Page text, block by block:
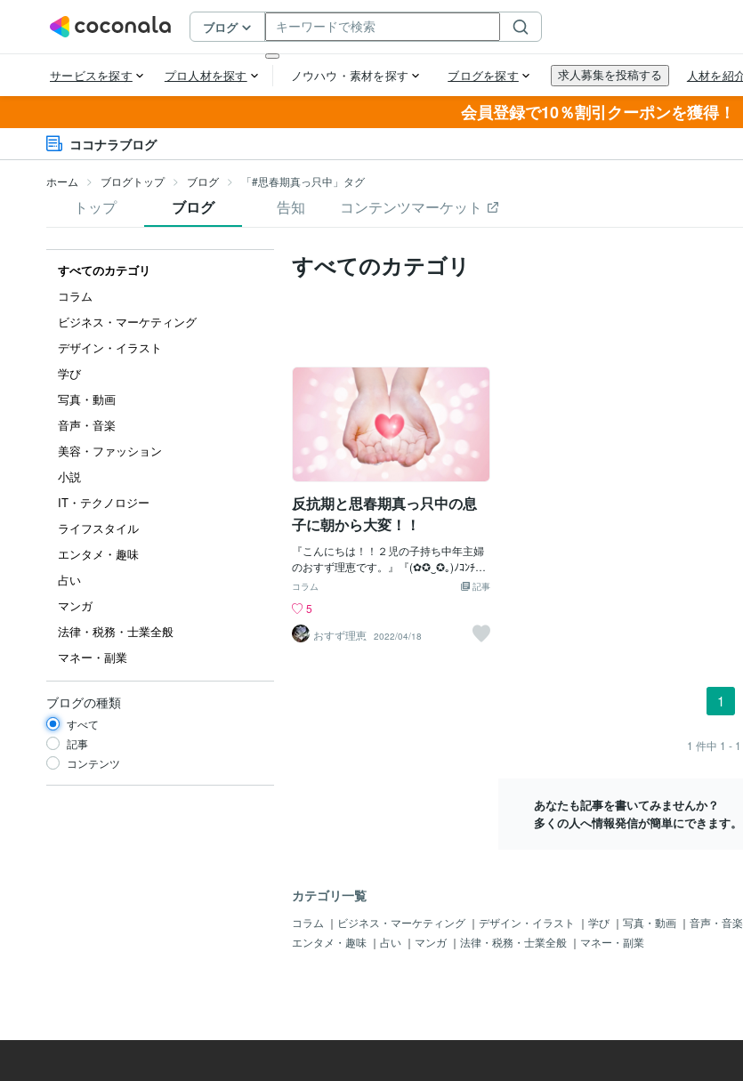
会員登録で10％割引クーポンを獲得！
ココナラブログ
ホーム ブログトップ ブログ 「#思春期真っ只中」タグ
トップ ブログ 告知 コンテンツマーケット
すべてのカテゴリ
コラム
ビジネス・マーケティング
デザイン・イラスト
学び
写真・動画
音声・音楽
美容・ファッション
小説
IT・テクノロジー
ライフスタイル
エンタメ・趣味
占い
マンガ
法律・税務・士業全般
マネー・副業
ブログの種類
すべて
記事
コンテンツ
すべてのカテゴリ
反抗期と思春期真っ只中の息
子に朝から大変！！
『こんにちは！！２児の子持ち中年主婦
のおすず理恵です。』『(✿✪‿✪｡)ﾉｺﾝﾁｬ
♡よーちゃんです！』反抗期と思春期、
と思春期真っ只中！です。よ～ちゃん
『お兄ちゃん、また朝から怒ってる😖』
おすず理恵『そうだね、何がそんなに気
まに腹立つよ！！『誰に物を言ってるん
じゃい！』とうっかり言ってしまうと言
い合いになりめんどくさくなるので、ほ
ぼ無視。でもイラッとしますよ、言われ
ているだけだと。下のよ～ちゃんも怖が
記事
コラム
5
おすず理恵 2022/04/18
1
1 件中 1 - 1
あなたも記事を書いてみませんか？
多くの人へ情報発信が簡単にできます。
カテゴリ一覧
コラム ｜ ビジネス・マーケティング ｜ デザイン・イラスト ｜ 学び ｜ 写真・動画 ｜ 音声・音楽
エンタメ・趣味 ｜ 占い ｜ マンガ ｜ 法律・税務・士業全般 ｜ マネー・副業